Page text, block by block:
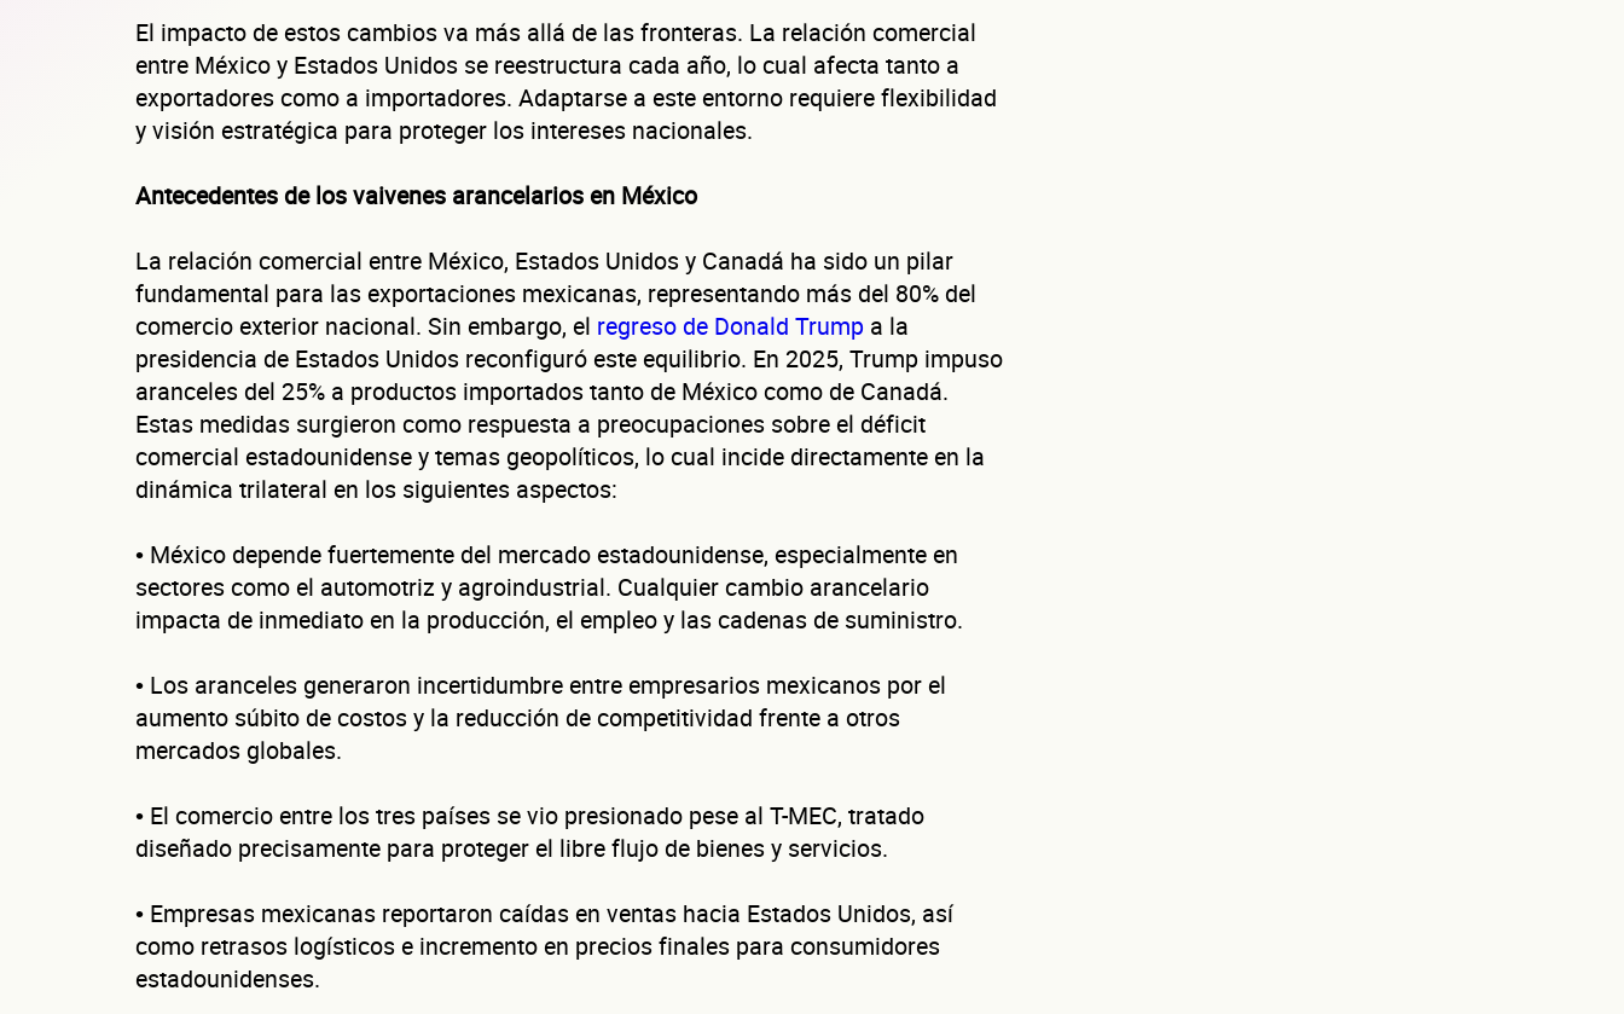
El impacto de estos cambios va más allá de las fronteras. La relación comercial
entre México y Estados Unidos se reestructura cada año, lo cual afecta tanto a
exportadores como a importadores. Adaptarse a este entorno requiere flexibilidad
y visión estratégica para proteger los intereses nacionales.
Antecedentes de los vaivenes arancelarios en México
La relación comercial entre México, Estados Unidos y Canadá ha sido un pilar
fundamental para las exportaciones mexicanas, representando más del 80% del
comercio exterior nacional. Sin embargo, el regreso de Donald Trump a la
presidencia de Estados Unidos reconfiguró este equilibrio. En 2025, Trump impuso
aranceles del 25% a productos importados tanto de México como de Canadá.
Estas medidas surgieron como respuesta a preocupaciones sobre el déficit
comercial estadounidense y temas geopolíticos, lo cual incide directamente en la
dinámica trilateral en los siguientes aspectos:
• México depende fuertemente del mercado estadounidense, especialmente en
sectores como el automotriz y agroindustrial. Cualquier cambio arancelario
impacta de inmediato en la producción, el empleo y las cadenas de suministro.
• Los aranceles generaron incertidumbre entre empresarios mexicanos por el
aumento súbito de costos y la reducción de competitividad frente a otros
mercados globales.
• El comercio entre los tres países se vio presionado pese al T-MEC, tratado
diseñado precisamente para proteger el libre flujo de bienes y servicios.
• Empresas mexicanas reportaron caídas en ventas hacia Estados Unidos, así
como retrasos logísticos e incremento en precios finales para consumidores
estadounidenses.
Autorización inmediata 100% autoservicio Sin costo por evaluar
Solicita aquí tulínea de liquidez empresarial DiSí
Cuéntanos de tu
negocio
Esto nos ayuda a ofrecerte la línea de crédito correcta para tu negocio.
No te preocupes, evaluamos cada caso de forma integral.